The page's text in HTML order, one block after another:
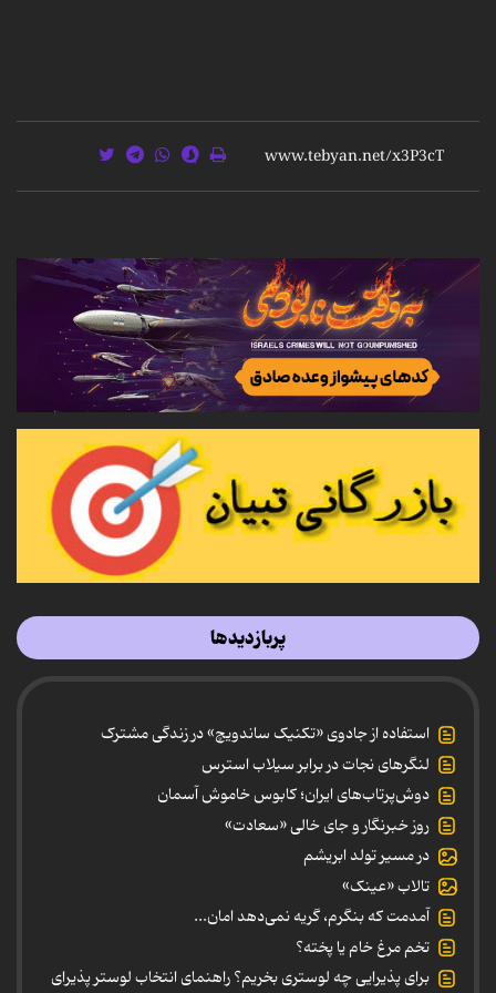
پربازدیدها
استفاده از جادوی «تکنیک ساندویچ» در زندگی مشترک
لنگرهای نجات در برابر سیلاب استرس
دوش‌پرتاب‌های ایران؛ کابوس خاموش آسمان
روز خبرنگار و جای خالی «سعادت»
در مسیر تولد ابریشم
تالاب «عینک»
آمدمت که بنگرم، گریه نمی‌دهد امان...
تخم مرغ خام یا پخته؟
برای پذیرایی چه لوستری بخریم؟ راهنمای انتخاب لوستر پذیرای